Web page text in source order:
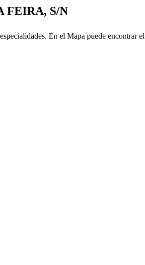
FEIRA, S/N
En el Mapa puede encontrar el